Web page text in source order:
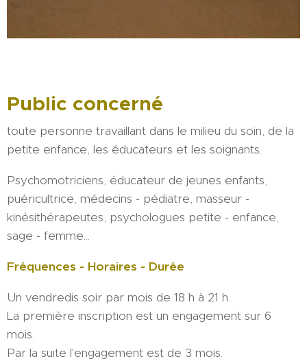
Public concerné
toute personne travaillant dans le milieu du soin, de la
petite enfance, les éducateurs et les soignants.
Psychomotriciens, éducateur de jeunes enfants,
puéricultrice, médecins - pédiatre, masseur -
kinésithérapeutes, psychologues petite - enfance,
sage - femme...
Fréquences - Horaires - Durée
Un vendredis soir par mois de 18 h à 21 h.
La première inscription est un engagement sur 6
mois.
Par la suite l'engagement est de 3 mois.